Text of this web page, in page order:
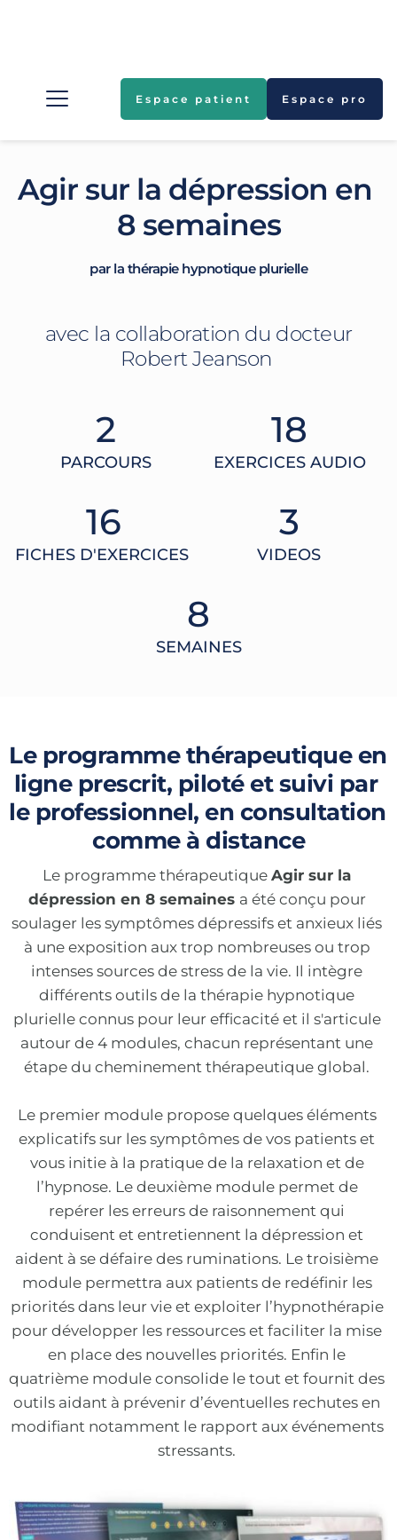
Espace patient Espace pro
Agir sur la dépression en
8 semaines
par la thérapie hypnotique plurielle
Robert Jeanson
2
PARCOURS
18
EXERCICES AUDIO
16
FICHES D'EXERCICES
3
VIDEOS
8
SEMAINES
Le programme thérapeutique en
ligne prescrit, piloté et suivi par
le professionnel, en consultation
comme à distance
Le programme thérapeutique Agir sur la
dépression en 8 semaines a été conçu pour
soulager les symptômes dépressifs et anxieux liés
à une exposition aux trop nombreuses ou trop
intenses sources de stress de la vie. Il intègre
différents outils de la thérapie hypnotique
plurielle connus pour leur efficacité et il s'articule
autour de 4 modules, chacun représentant une
étape du cheminement thérapeutique global.
Le premier module propose quelques éléments
explicatifs sur les symptômes de vos patients et
vous initie à la pratique de la relaxation et de
l’hypnose. Le deuxième module permet de
repérer les erreurs de raisonnement qui
conduisent et entretiennent la dépression et
aident à se défaire des ruminations. Le troisième
module permettra aux patients de redéfinir les
priorités dans leur vie et exploiter l’hypnothérapie
pour développer les ressources et faciliter la mise
en place des nouvelles priorités. Enfin le
quatrième module consolide le tout et fournit des
outils aidant à prévenir d’éventuelles rechutes en
modifiant notamment le rapport aux événements
stressants.